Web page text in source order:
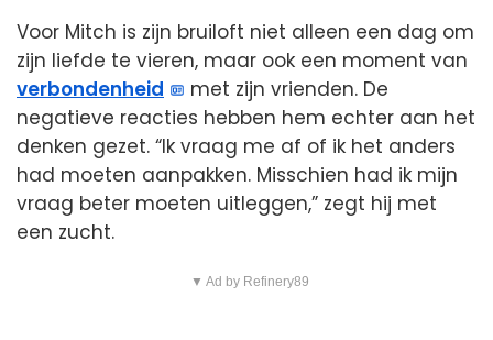
Voor Mitch is zijn bruiloft niet alleen een dag om
zijn liefde te vieren, maar ook een moment van
verbondenheid
met zijn vrienden. De
negatieve reacties hebben hem echter aan het
denken gezet. “Ik vraag me af of ik het anders
had moeten aanpakken. Misschien had ik mijn
vraag beter moeten uitleggen,” zegt hij met
een zucht.
▼ Ad by Refinery89